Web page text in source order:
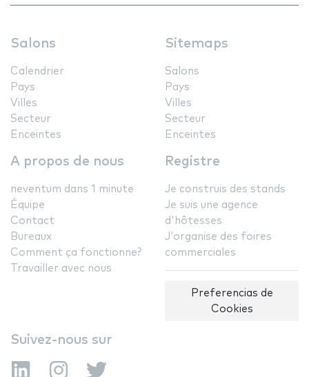
Salons
Calendrier
Pays
Villes
Secteur
Enceintes
Sitemaps
Salons
Pays
Villes
Secteur
Enceintes
A propos de nous
neventum dans 1 minute
Équipe
Contact
Bureaux
Comment ça fonctionne?
Travailler avec nous
Registre
Je construis des stands
Je suis une agence
d'hôtesses
J'organise des foires
commerciales
Preferencias de
Cookies
Suivez-nous sur